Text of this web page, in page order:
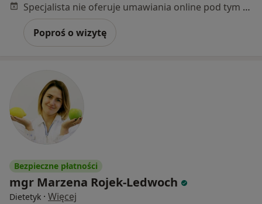
Specjalista nie oferuje umawiania online pod tym adresem.
Poproś o wizytę
Bezpieczne płatności
mgr Marzena Rojek-Ledwoch
Dietetyk · Więcej